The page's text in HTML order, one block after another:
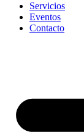
Servicios
Eventos
Contacto